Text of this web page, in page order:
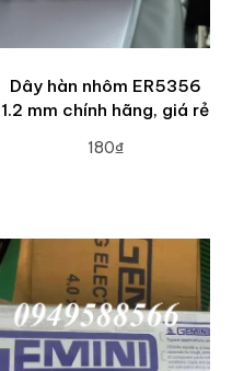
Dây hàn nhôm ER5356
1.2 mm chính hãng, giá rẻ
180₫